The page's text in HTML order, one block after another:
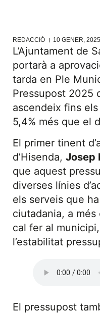
REDACCIÓ 10 GENER, 2025
L’Ajuntament de
portarà a
tarda en Ple
Pressupost 2025
ascendeix fins els
5,4% més que el
El primer tinent
d’Hisenda, Josep
que aquest
diverses línies
els serveis que
ciutadania, a més
cal fer al
l’estabilitat
El pressupost